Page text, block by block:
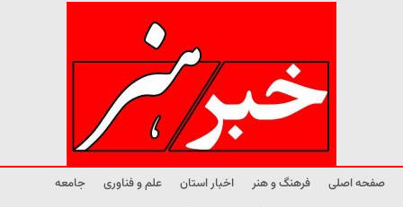
صفحه اصلی فرهنگ و هنر اخبار استان علم و فناوری
جامعه